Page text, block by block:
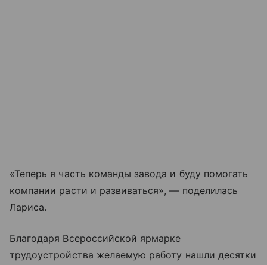
«Теперь я часть команды завода и буду помогать
компании расти и развиваться», — поделилась
Лариса.
Благодаря Всероссийской ярмарке
трудоустройства желаемую работу нашли десятки